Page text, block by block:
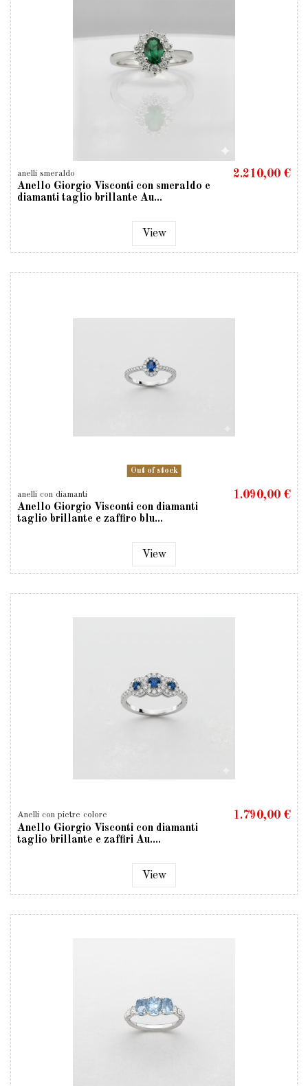
anelli smeraldo
Anello Giorgio Visconti con smeraldo e
diamanti taglio brillante Au...
2.210,00 €
View
Out of stock
anelli con diamanti
Anello Giorgio Visconti con diamanti
taglio brillante e zaffiro blu...
1.090,00 €
View
Anelli con pietre colore
Anello Giorgio Visconti con diamanti
taglio brillante e zaffiri Au....
1.790,00 €
View